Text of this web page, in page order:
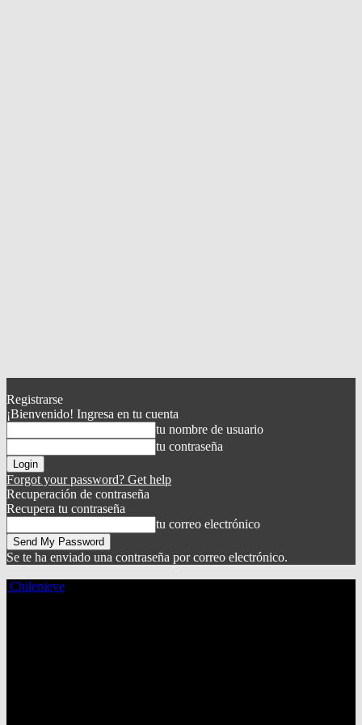
Registrarse
¡Bienvenido! Ingresa en tu cuenta
tu nombre de usuario
tu contraseña
Forgot your password? Get help
Recuperación de contraseña
Recupera tu contraseña
tu correo electrónico
Se te ha enviado una contraseña por correo electrónico.
Chilenieve